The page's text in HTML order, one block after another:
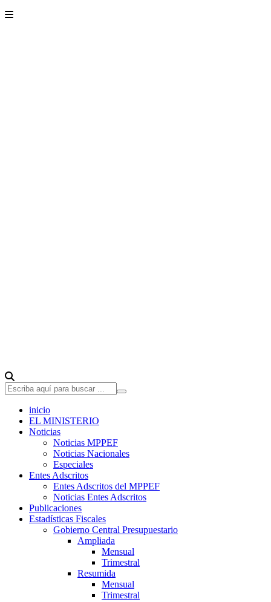
inicio
EL MINISTERIO
Noticias
Noticias MPPEF
Noticias Nacionales
Especiales
Entes Adscritos
Entes Adscritos del MPPEF
Noticias Entes Adscritos
Publicaciones
Estadísticas Fiscales
Gobierno Central Presupuestario
Ampliada
Mensual
Trimestral
Resumida
Mensual
Trimestral